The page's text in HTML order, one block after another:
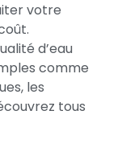
votre
d’eau
comme
les
tous